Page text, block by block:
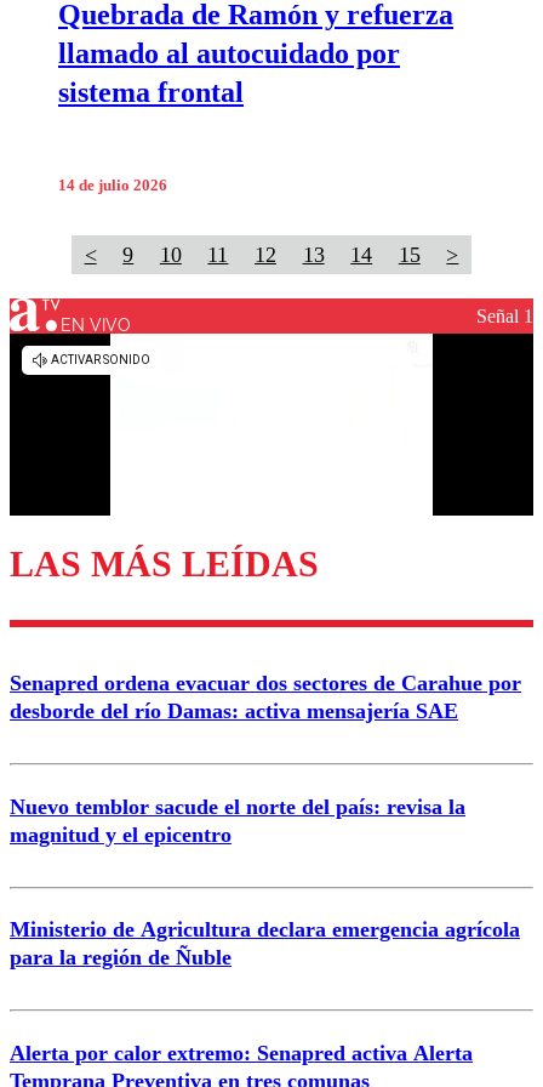
Quebrada de Ramón y refuerza
llamado al autocuidado por
sistema frontal
14 de julio 2026
< 9 10 11 12 13 14 15 >
EN VIVO Señal 1
LAS MÁS LEÍDAS
Senapred ordena evacuar dos sectores de Carahue por
desborde del río Damas: activa mensajería SAE
Nuevo temblor sacude el norte del país: revisa la
magnitud y el epicentro
Ministerio de Agricultura declara emergencia agrícola
para la región de Ñuble
Alerta por calor extremo: Senapred activa Alerta
Temprana Preventiva en tres comunas